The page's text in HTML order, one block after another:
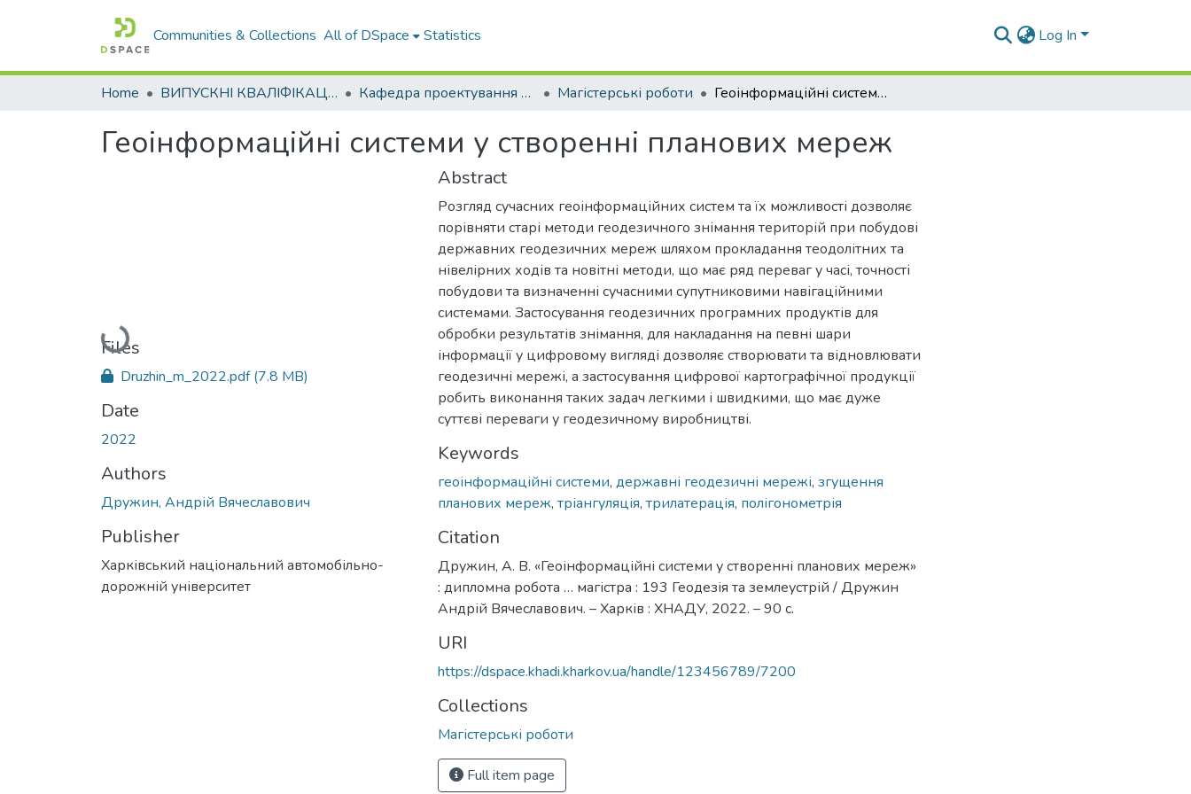
Communities & Collections All of DSpace Statistics Log In
Home ВИПУСКНІ КВАЛІФІКАЦІЙНІ РОБОТИ Кафедра проектування доріг, геодезії і землеустрою Магістерські роботи Геоінформаційні системи у створенні планових мереж
Геоінформаційні системи у створенні планових мереж
Loading...
Files
Druzhin_m_2022.pdf(7.8 MB)
Date
2022
Authors
Дружин, Андрій Вячеславович
Publisher
Харківський національний автомобільно-
дорожній університет
Abstract
Розгляд сучасних геоінформаційних систем та їх можливості дозволяє
порівняти старі методи геодезичного знімання територій при побудові
державних геодезичних мереж шляхом прокладання теодолітних та
нівелірних ходів та новітні методи, що має ряд переваг у часі, точності
побудови та визначенні сучасними супутниковими навігаційними
системами. Застосування геодезичних програмних продуктів для
обробки результатів знімання, для накладання на певні шари
інформації у цифровому вигляді дозволяє створювати та відновлювати
геодезичні мережі, а застосування цифрової картографічної продукції
робить виконання таких задач легкими і швидкими, що має дуже
суттєві переваги у геодезичному виробництві.
Keywords
геоінформаційні системи, державні геодезичні мережі, згущення
планових мереж, тріангуляція, трилатерація, полігонометрія
Citation
Дружин, А. В. «Геоінформаційні системи у створенні планових мереж»
: дипломна робота … магістра : 193 Геодезія та землеустрій / Дружин
Андрій Вячеславович. – Харків : ХНАДУ, 2022. – 90 с.
URI
https://dspace.khadi.kharkov.ua/handle/123456789/7200
Collections
Магістерські роботи
Full item page